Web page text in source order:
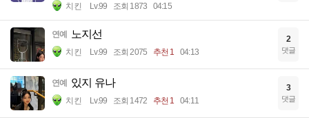
치킨 Lv.99 조회 1873 04:15
연예 노지선
치킨 Lv.99 조회 2075 추천 1 04:13
2
댓글
연예 있지 유나
치킨 Lv.99 조회 1472 추천 1 04:11
3
댓글